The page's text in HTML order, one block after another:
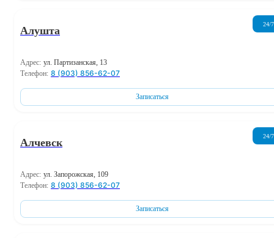
Алушта
24/7
Адрес: ул. Партизанская, 13
Телефон: 8 (903) 856-62-07
Записаться
Алчевск
24/7
Адрес: ул. Запорожская, 109
Телефон: 8 (903) 856-62-07
Записаться